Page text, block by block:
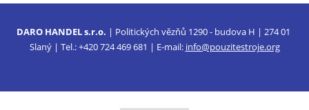
DARO HANDEL s.r.o. | Politických vězňů 1290 - budova H | 274 01
Slaný | Tel.: +420 724 469 681 | E-mail: info@pouzitestroje.org